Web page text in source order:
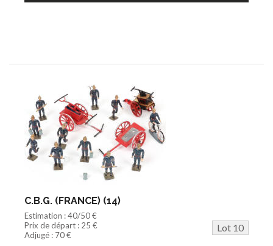
C.B.G. (FRANCE) (14)
Estimation : 40/50 €
Prix de départ : 25 €
Lot 10
Adjugé : 70 €